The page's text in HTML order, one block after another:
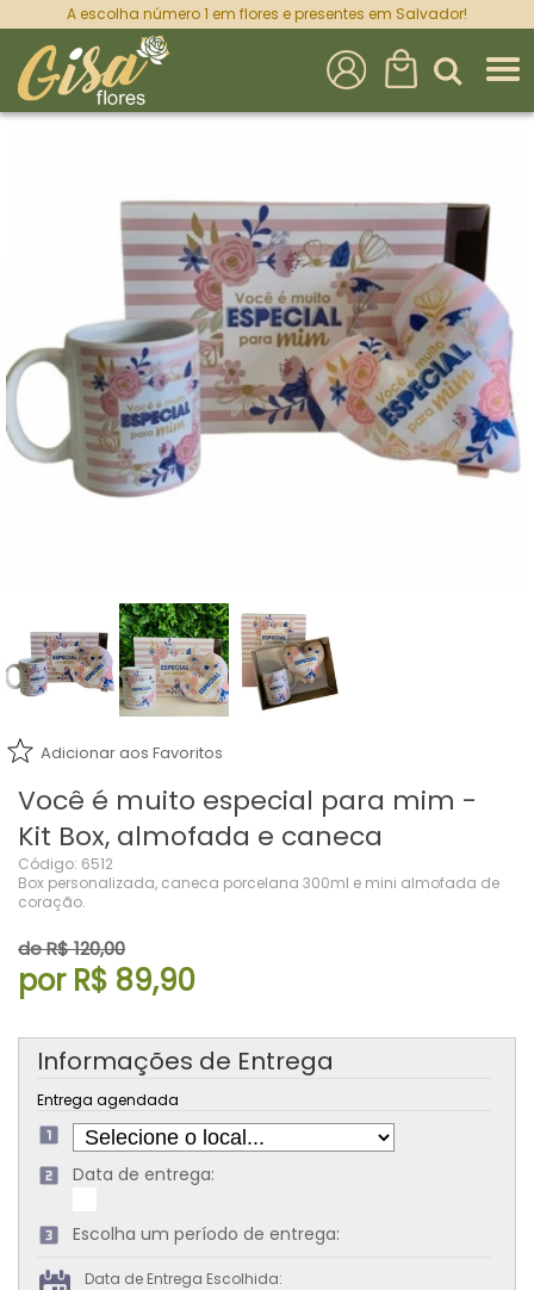
A escolha número 1 em flores e presentes em Salvador!
Adicionar aos Favoritos
Você é muito especial para mim -
Kit Box, almofada e caneca
Código: 6512
Box personalizada, caneca porcelana 300ml e mini almofada de
coração.
de R$ 120,00
por R$ 89,90
Informações de Entrega
Entrega agendada
Data de entrega:
Escolha um período de entrega:
Data de Entrega Escolhida: